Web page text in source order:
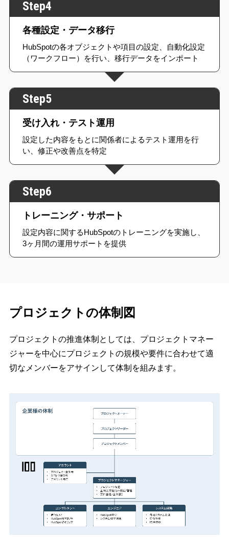
Step4
各種設定・データ移行
HubSpotの各オブジェクトや項目の設定、自動化設定
（ワークフロー）を行い、移行データをインポート
Step5
受け入れ・テスト運用
設定した内容をもとに関係者によるテスト運用を行
い、修正や改善点を特定
Step6
トレーニング・サポート
設定内容に関するHubSpotのトレーニングを実施し、
3ヶ月間の運用サポートを提供
プロジェクトの体制図
プロジェクトの推進体制としては、プロジェクトマネー
ジャーを中心にプロジェクトの規模や要件に合わせて適
切なメンバーをアサインして体制を組みます。